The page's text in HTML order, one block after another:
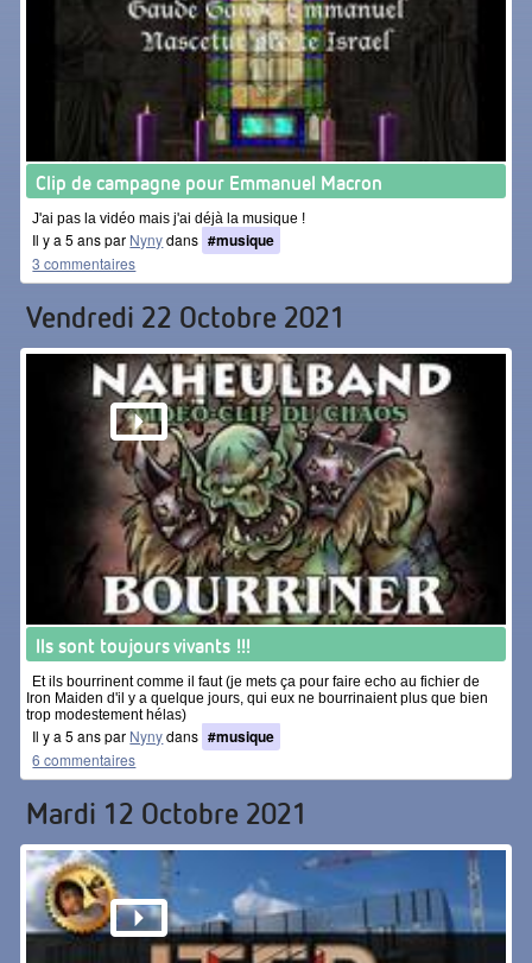
Clip de campagne pour Emmanuel Macron
J'ai pas la vidéo mais j'ai déjà la musique !
Il y a 5 ans par Nynydans #musique
3 commentaires
Vendredi 22 Octobre 2021
Ils sont toujours vivants !!!
Et ils bourrinent comme il faut (je mets ça pour faire echo au fichier de
Iron Maiden d'il y a quelque jours, qui eux ne bourrinaient plus que bien
trop modestement hélas)
Il y a 5 ans par Nynydans #musique
6 commentaires
Mardi 12 Octobre 2021